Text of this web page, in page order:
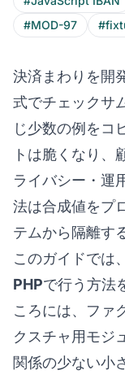
#MOD-97
決済まわりを開
式でチェックサ
じ少数の例をコ
トは脆くなり、
ライバシー・運
法は合成値をプ
テムから隔離す
このガイドでは
PHPで行う方法
ころには、ファ
クスチャ用モジ
関係の少ない小